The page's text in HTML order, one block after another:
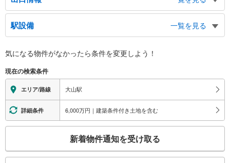
北口
文化会館、グリーンホール、健康長寿医療センター、板橋区役所、板橋警察・
消防署方面
南口
化会館、健康長寿医療センター、豊島病院、グリーンホール
東口（臨時口）
（７：００～２２：００）
駅設備
一覧を見る
※段差なしでの移動経路
地上⇔改札⇔ホーム：○
エレベータ
・２番線ホーム⇔２Ｆ連絡通路
・２Ｆ連絡通路⇔南口改札
トイレ
スロープ
気になる物件がなかったら条件を変更しよう！
現在の検索条件
エリア/路線 大山駅
詳細条件 6,000万円｜建築条件付き土地を含む
検
新着物件通知を受け取る